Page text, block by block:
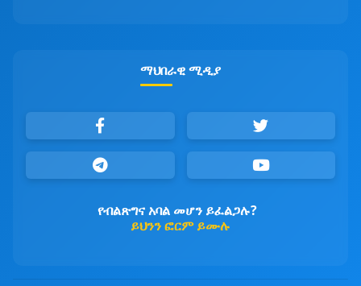
ማህበራዊ ሚዲያ
የብልጽግና አባል መሆን ይፈልጋሉ?
ይህንን ፎርም ይሙሉ